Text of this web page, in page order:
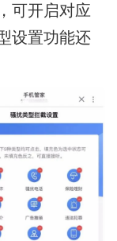
可开启对应
设置功能还